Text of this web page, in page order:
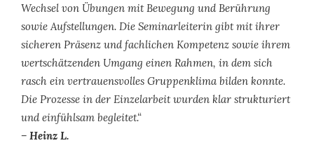
Wechsel von Übungen mit Bewegung und Berührung
sowie Aufstellungen. Die Seminarleiterin gibt mit ihrer
sicheren Präsenz und fachlichen Kompetenz sowie ihrem
wertschätzenden Umgang einen Rahmen, in dem sich
rasch ein vertrauensvolles Gruppenklima bilden konnte.
Die Prozesse in der Einzelarbeit wurden klar strukturiert
und einfühlsam begleitet.“
– Heinz L.